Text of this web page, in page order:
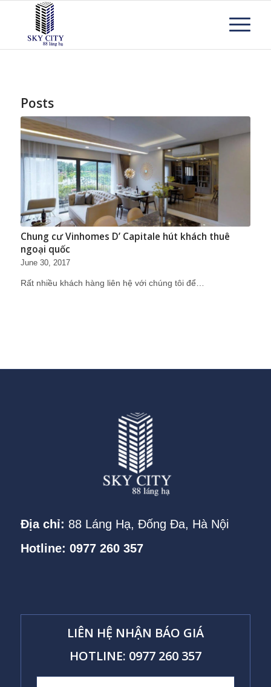
Posts
Chung cư Vinhomes D’ Capitale hút khách thuê
ngoại quốc
June 30, 2017
Rất nhiều khách hàng liên hệ với chúng tôi để…
Địa chỉ: 88 Láng Hạ, Đống Đa, Hà Nội
Hotline: 0977 260 357
LIÊN HỆ NHẬN BÁO GIÁ
HOTLINE: 0977 260 357